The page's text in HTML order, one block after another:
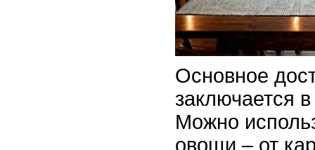
Основное
заключается
Можно
овощи – от